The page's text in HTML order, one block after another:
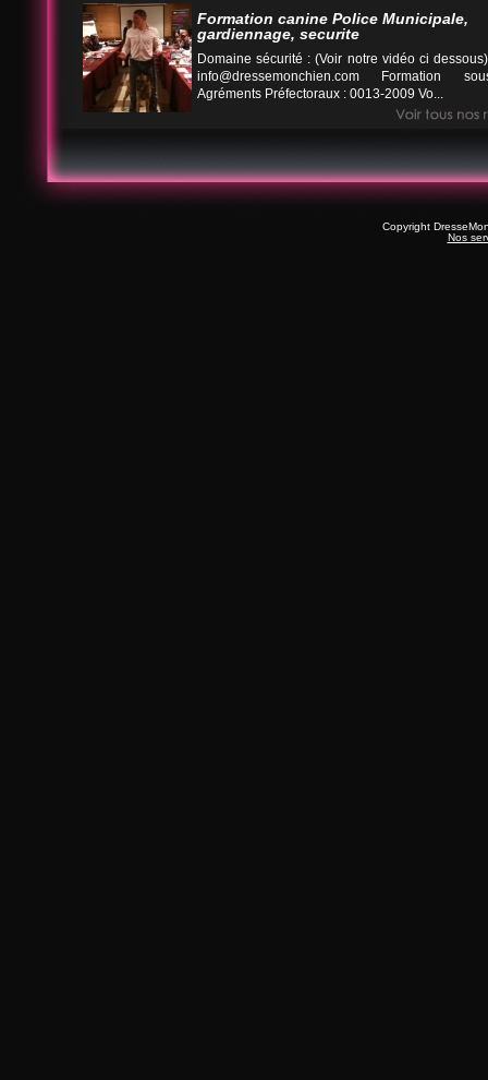
Formation canine Police Municipale,
gardiennage, securite
Domaine sécurité : (Voir notre vidéo ci
info@dressemonchien.com Formation
Agréments Préfectoraux : 0013-2009 Vo...
Copyright
Nos